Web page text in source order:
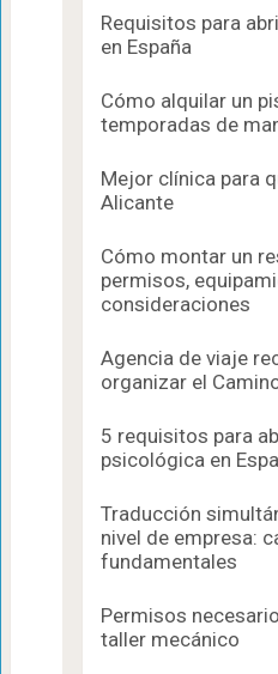
Requisitos para
en España
Cómo alquilar un
temporadas de
Mejor clínica para
Alicante
Cómo montar un
permisos,
consideraciones
Agencia de viaje
organizar el
5 requisitos para
psicológica en
Traducción
nivel de empresa:
fundamentales
Permisos
taller mecánico